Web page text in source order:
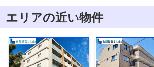
エリアの近い物件